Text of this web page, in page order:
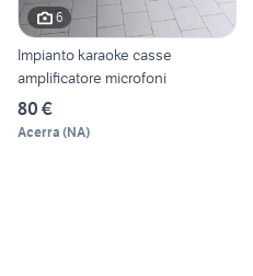
6
Impianto karaoke casse
amplificatore microfoni
80 €
Acerra (NA)